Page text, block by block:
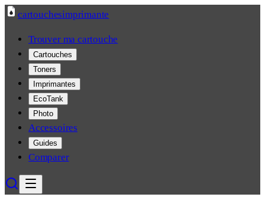
cartouchesimprimante
Trouver ma cartouche
Cartouches
Toners
Imprimantes
EcoTank
Photo
Accessoires
Guides
Comparer